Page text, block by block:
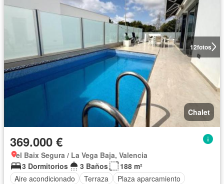
12fotos
Chalet
369.000 €
el Baix Segura / La Vega Baja, Valencia
3 Dormitorios
3 Baños
188 m²
Aire acondicionado
Terraza Plaza aparcamiento